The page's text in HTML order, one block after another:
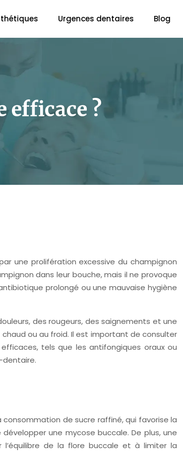
Urgences dentaires Blog
efficace ?
une prolifération excessive du champignon
dans leur bouche, mais il ne provoque
prolongé ou une mauvaise hygiène
des rougeurs, des saignements et une
ou au froid. Il est important de consulter
tels que les antifongiques oraux ou
dentaire.
de sucre raffiné, qui favorise la
une mycose buccale. De plus, une
de la flore buccale et à limiter la